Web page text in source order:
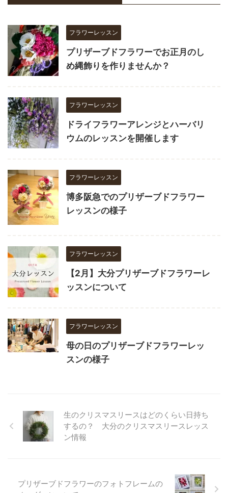
フラワーレッスン
プリザーブドフラワーでお正月のし
め縄飾りを作りませんか？
フラワーレッスン
ドライフラワーアレンジとハーバリ
ウムのレッスンを開催します
フラワーレッスン
博多阪急でのプリザーブドフラワー
レッスンの様子
フラワーレッスン
【2月】大分プリザーブドフラワーレ
ッスンについて
フラワーレッスン
母の日のプリザーブドフラワーレッ
スンの様子
生のクリスマスリースはどのくらい日持ち
するの？ 大分のクリスマスリースレッス
ン情報
プリザーブドフラワーのフォトフレームの